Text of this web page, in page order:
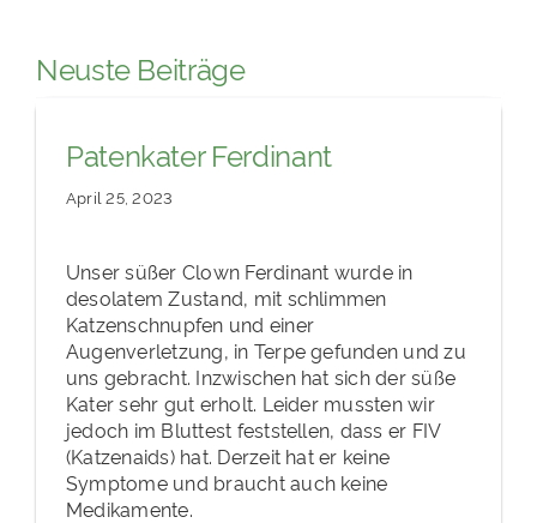
Neuste Beiträge
Patenkater Ferdinant
April 25, 2023
Unser süßer Clown Ferdinant wurde in
desolatem Zustand, mit schlimmen
Katzenschnupfen und einer
Augenverletzung, in Terpe gefunden und zu
uns gebracht. Inzwischen hat sich der süße
Kater sehr gut erholt. Leider mussten wir
jedoch im Bluttest feststellen, dass er FIV
(Katzenaids) hat. Derzeit hat er keine
Symptome und braucht auch keine
Medikamente.